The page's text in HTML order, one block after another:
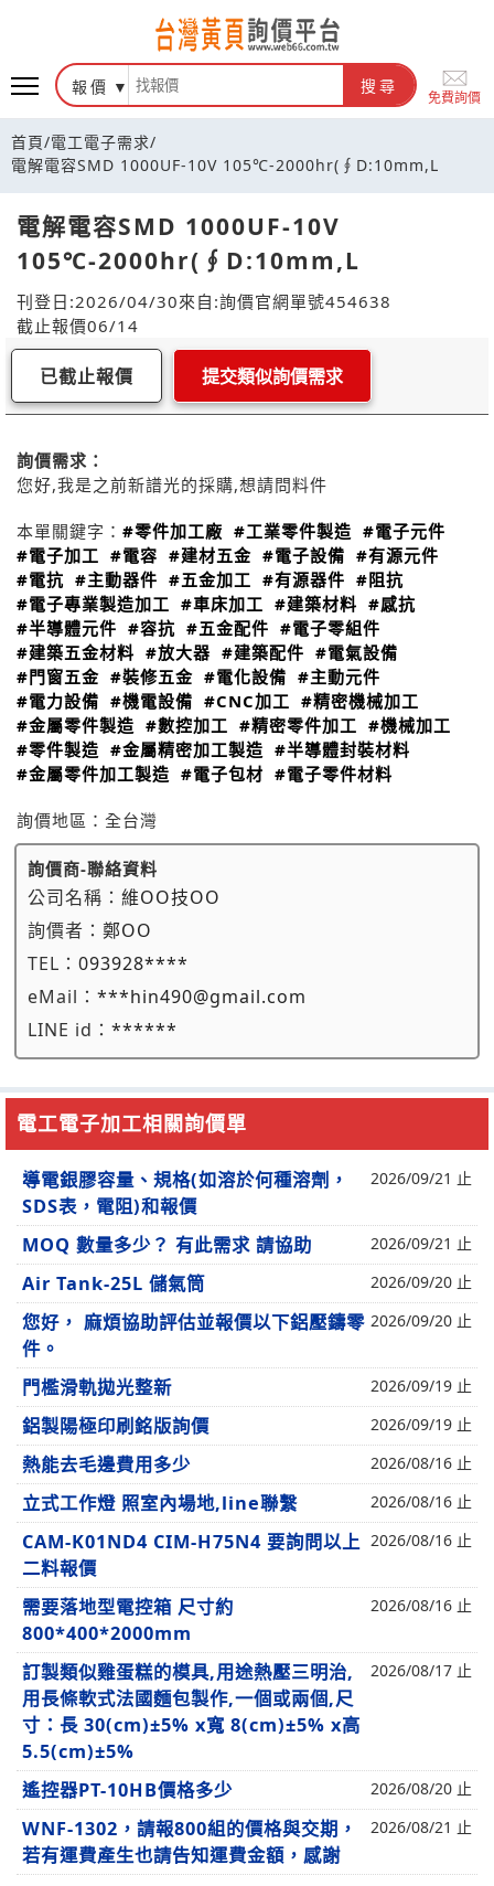
報價 搜尋
免費詢價
首頁/電工電子需求/
電解電容SMD 1000UF-10V 105℃-2000hr(∮D:10mm,L
電解電容SMD 1000UF-10V
105℃-2000hr(∮D:10mm,L
刊登日:2026/04/30來自:詢價官網單號454638
截止報價06/14
已截止報價 提交類似詢價需求
詢價需求：
您好,我是之前新譜光的採購,想請問料件
本單關鍵字： #零件加工廠 #工業零件製造 #電子元件
#電子加工 #電容 #建材五金 #電子設備 #有源元件
#電抗 #主動器件 #五金加工 #有源器件 #阻抗
#電子專業製造加工 #車床加工 #建築材料 #感抗
#半導體元件 #容抗 #五金配件 #電子零組件
#建築五金材料 #放大器 #建築配件 #電氣設備
#門窗五金 #裝修五金 #電化設備 #主動元件
#電力設備 #機電設備 #CNC加工 #精密機械加工
#金屬零件製造 #數控加工 #精密零件加工 #機械加工
#零件製造 #金屬精密加工製造 #半導體封裝材料
#金屬零件加工製造 #電子包材 #電子零件材料
詢價地區： 全台灣
詢價商-聯絡資料
公司名稱： 維OO技OO
詢價者： 鄭OO
TEL： 093928****
eMail： ***hin490@gmail.com
LINE id： ******
電工電子加工相關詢價單
導電銀膠容量、規格(如溶於何種溶劑，
SDS表，電阻)和報價
2026/09/21 止
MOQ 數量多少？ 有此需求 請協助 2026/09/21 止
Air Tank-25L 儲氣筒 2026/09/20 止
您好， 麻煩協助評估並報價以下鋁壓鑄零
件。
2026/09/20 止
門檻滑軌拋光整新 2026/09/19 止
鋁製陽極印刷銘版詢價 2026/09/19 止
熱能去毛邊費用多少 2026/08/16 止
立式工作燈 照室內場地,line聯繫 2026/08/16 止
CAM-K01ND4 CIM-H75N4 要詢問以上
二料報價
2026/08/16 止
需要落地型電控箱 尺寸約
800*400*2000mm
2026/08/16 止
訂製類似雞蛋糕的模具,用途熱壓三明治,
用長條軟式法國麵包製作,一個或兩個,尺
寸：長 30(cm)±5% x寬 8(cm)±5% x高
5.5(cm)±5%
2026/08/17 止
遙控器PT-10HB價格多少 2026/08/20 止
WNF-1302，請報800組的價格與交期，
若有運費產生也請告知運費金額，感謝
2026/08/21 止